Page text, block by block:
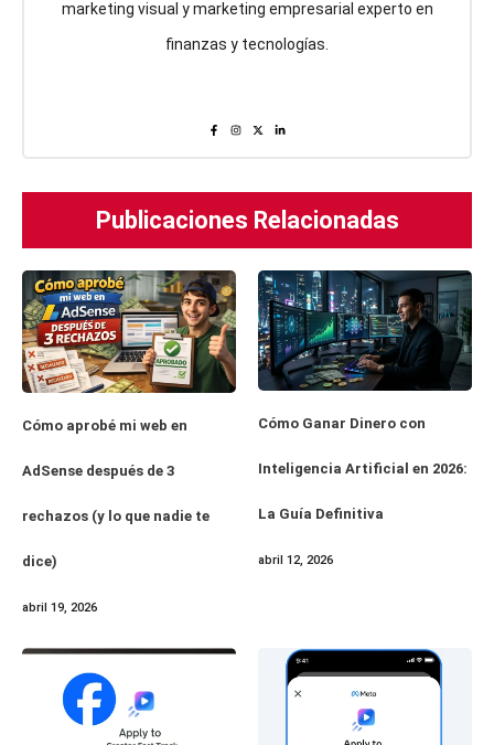
marketing visual y marketing empresarial experto en
finanzas y tecnologías.
Publicaciones Relacionadas
Cómo aprobé mi web en
AdSense después de 3
rechazos (y lo que nadie te
dice)
abril 19, 2026
Cómo Ganar Dinero con
Inteligencia Artificial en 2026:
La Guía Definitiva
abril 12, 2026